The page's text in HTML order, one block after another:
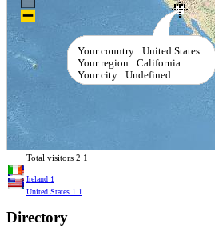
Your country : United States
Your region : California
Your city : Undefined
Total visitors 2 1
Ireland 1
United States 1 1
Directory